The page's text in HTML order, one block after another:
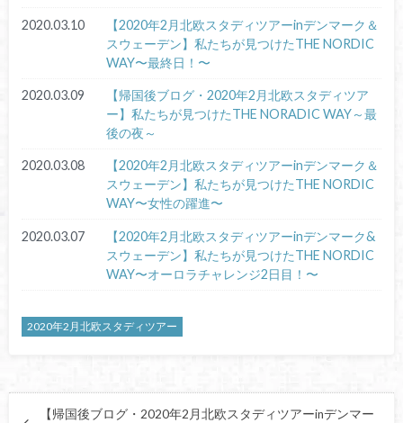
2020.03.10
【2020年2月北欧スタディツアーinデンマーク＆
スウェーデン】私たちが見つけたTHE NORDIC
WAY〜最終日！〜
2020.03.09
【帰国後ブログ・2020年2月北欧スタディツア
ー】私たちが見つけたTHE NORADIC WAY～最
後の夜～
2020.03.08
【2020年2月北欧スタディツアーinデンマーク＆
スウェーデン】私たちが見つけたTHE NORDIC
WAY〜女性の躍進〜
2020.03.07
【2020年2月北欧スタディツアーinデンマーク&
スウェーデン】私たちが見つけたTHE NORDIC
WAY〜オーロラチャレンジ2日目！〜
2020年2月北欧スタディツアー
【帰国後ブログ・2020年2月北欧スタディツアーinデンマー